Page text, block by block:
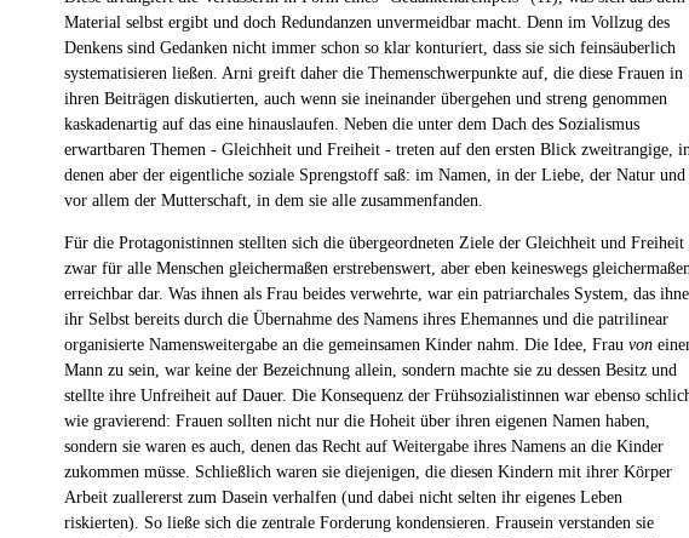
Material selbst ergibt und doch Redundanzen unvermeidbar macht. Denn im Vollzug des
Denkens sind Gedanken nicht immer schon so klar konturiert, dass sie sich feinsäuberlich
systematisieren ließen. Arni greift daher die Themenschwerpunkte auf, die diese Frauen in
ihren Beiträgen diskutierten, auch wenn sie ineinander übergehen und streng genommen
kaskadenartig auf das eine hinauslaufen. Neben die unter dem Dach des Sozialismus
erwartbaren Themen - Gleichheit und Freiheit - treten auf den ersten Blick zweitrangige,
denen aber der eigentliche soziale Sprengstoff saß: im Namen, in der Liebe, der Natur und
vor allem der Mutterschaft, in dem sie alle zusammenfanden.
Für die Protagonistinnen stellten sich die übergeordneten Ziele der Gleichheit und Freiheit
zwar für alle Menschen gleichermaßen erstrebenswert, aber eben keineswegs
erreichbar dar. Was ihnen als Frau beides verwehrte, war ein patriarchales System, das
ihr Selbst bereits durch die Übernahme des Namens ihres Ehemannes und die patrilinear
organisierte Namensweitergabe an die gemeinsamen Kinder nahm. Die Idee, Frau von
Mann zu sein, war keine der Bezeichnung allein, sondern machte sie zu dessen Besitz und
stellte ihre Unfreiheit auf Dauer. Die Konsequenz der Frühsozialistinnen war ebenso
wie gravierend: Frauen sollten nicht nur die Hoheit über ihren eigenen Namen haben,
sondern sie waren es auch, denen das Recht auf Weitergabe ihres Namens an die Kinder
zukommen müsse. Schließlich waren sie diejenigen, die diesen Kindern mit ihrer Körper
Arbeit zuallererst zum Dasein verhalfen (und dabei nicht selten ihr eigenes Leben
riskierten). So ließe sich die zentrale Forderung kondensieren. Frausein verstanden sie